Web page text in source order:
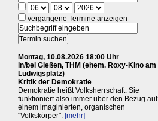
vergangene Termine anzeigen
Montag, 10.08.2026 18:00 Uhr
in/bei Gießen, THM (ehem. Roxy-Kino am
Ludwigsplatz)
Kritik der Demokratie
Demokratie heißt Volksherrschaft. Sie
funktioniert also immer über den Bezug auf
einem imaginierten, organischen
"Volkskörper". [mehr]